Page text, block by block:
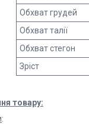
Обхват грудей
Обхват талії
Обхват стегон
Зріст
товару:
: